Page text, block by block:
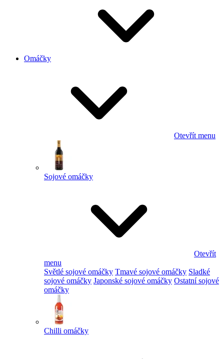
Omáčky
Otevřít menu
Sojové omáčky
Otevřít
menu
Světlé sojové omáčky Tmavé sojové omáčky Sladké
sojové omáčky Japonské sojové omáčky Ostatní sojové
omáčky
Chilli omáčky